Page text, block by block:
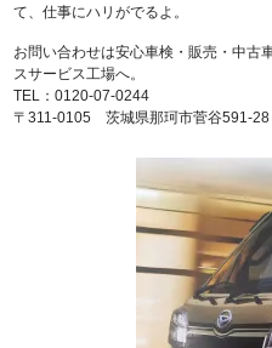
て、仕事にハリがでるよ。
お問い合わせは安心車検・販売・中古
スサービス工場へ。
TEL：0120-07-0244
〒311-0105 茨城県那珂市菅谷591-28